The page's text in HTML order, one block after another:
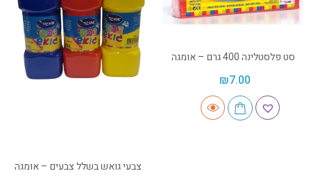
סט פלסטלינה 400 גרם – אומגה
₪7.00
צבעי גואש בשלל צבעים – אומגה